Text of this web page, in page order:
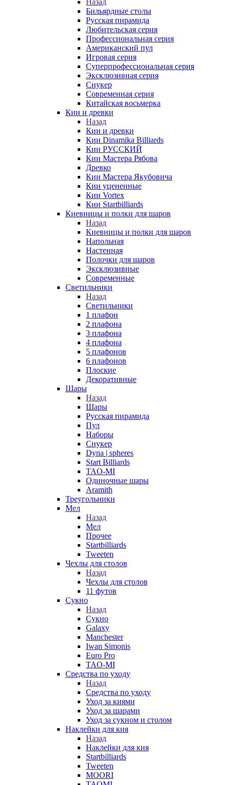
Назад
Бильярдные столы
Русская пирамида
Любительская серия
Профессиональная серия
Американский пул
Игровая серия
Суперпрофессиональная серия
Эксклюзивная серия
Снукер
Современная серия
Китайская восьмерка
Кии и древки
Назад
Кии и древки
Кии Dinamika Billiards
Кии РУССКИЙ
Кии Мастера Рябова
Древко
Кии Мастера Якубовича
Кии уцененные
Кии Vortex
Кии Startbilliards
Киевницы и полки для шаров
Назад
Киевницы и полки для шаров
Напольная
Настенная
Полочки для шаров
Эксклюзивные
Современные
Светильники
Назад
Светильники
1 плафон
2 плафона
3 плафона
4 плафона
5 плафонов
6 плафонов
Плоские
Декоративные
Шары
Назад
Шары
Русская пирамида
Пул
Наборы
Снукер
Dyna | spheres
Start Billiards
TAO-MI
Одиночные шары
Aramith
Треугольники
Мел
Назад
Мел
Прочее
Startbilliards
Tweeten
Чехлы для столов
Назад
Чехлы для столов
11 футов
Сукно
Назад
Сукно
Galaxy
Manchester
Iwan Simonis
Euro Pro
TAO-MI
Средства по уходу
Назад
Средства по уходу
Уход за киями
Уход за шарами
Уход за сукном и столом
Наклейки для кия
Назад
Наклейки для кия
Startbilliards
Tweeten
MOORI